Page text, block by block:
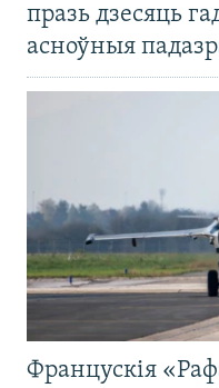
празь дзесяць
асноўныя
Францускія